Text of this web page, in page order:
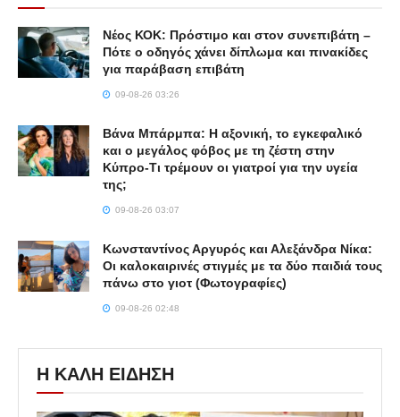
Νέος ΚΟΚ: Πρόστιμο και στον συνεπιβάτη –
Πότε ο οδηγός χάνει δίπλωμα και πινακίδες
για παράβαση επιβάτη
09-08-26 03:26
Βάνα Μπάρμπα: Η αξονική, το εγκεφαλικό
και ο μεγάλος φόβος με τη ζέστη στην
Κύπρο-Τι τρέμουν οι γιατροί για την υγεία
της;
09-08-26 03:07
Κωνσταντίνος Αργυρός και Αλεξάνδρα Νίκα:
Οι καλοκαιρινές στιγμές με τα δύο παιδιά τους
πάνω στο γιοτ (Φωτογραφίες)
09-08-26 02:48
Η ΚΑΛΗ ΕΙΔΗΣΗ